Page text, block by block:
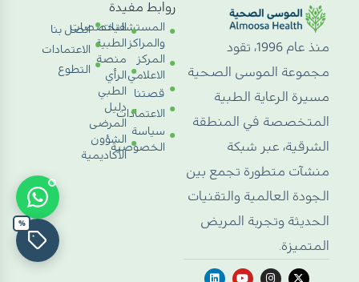
منذ عام 1996، تقود
مجموعة الموسى الصحية
مسيرة الرعاية الطبية
المتخصصة في المنطقة
الشرقية، عبر شبكة
منشآت متطورة تجمع بين
الجودة العالمية والتقنيات
الحديثة وتجربة المريض
المتميزة.
روابط مفيدة
المستشفيات
والمراكز
المركز
الاعلامي
قصتنا
الاعتمادات
سياسة
الخصوصية
التخصصات
الطبية
منصة
الرأي
الطبي
دليل
المرضى
الشؤون
الأكاديمية
اتصل بنا
الاعتمادات
التطوع
%